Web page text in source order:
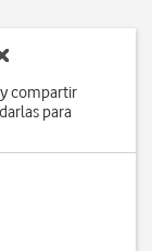
compartir
para